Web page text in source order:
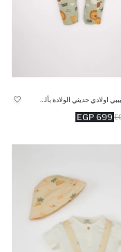
699 EGP